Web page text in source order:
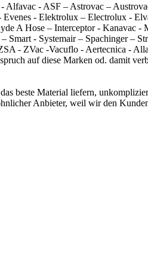
- ASF – Astrovac –
- Elektrolux – Electrolux -
A Hose – Interceptor - Kanavac
Smart - Systemair – Spachinger –
- ZVac -Vacuflo - Aertecnica -
auf diese Marken od. damit
beste Material liefern,
Anbieter, weil wir den